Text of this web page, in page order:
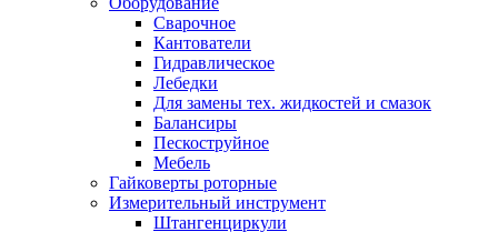
Сварочное
Кантователи
Гидравлическое
Лебедки
Для замены тех. жидкостей и смазок
Балансиры
Пескоструйное
Мебель
Гайковерты роторные
Измерительный инструмент
Штангенциркули